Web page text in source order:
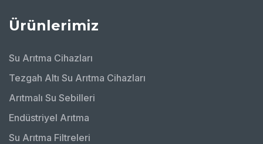
Ürünlerimiz
Su Arıtma Cihazları
Tezgah Altı Su Arıtma Cihazları
Arıtmalı Su Sebilleri
Endüstriyel Arıtma
Su Arıtma Filtreleri